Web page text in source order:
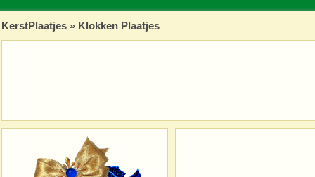
KerstPlaatjes » Klokken Plaatjes